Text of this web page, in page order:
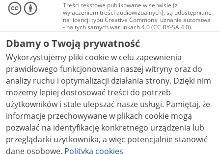
Treści tekstowe publikowane w serwisie (z
wyłączeniem treści audiowizualnych), są udostępniane
na licencji typu Creative Commons: uznanie autorstwa
- na tych samych warunkach 4.0 (CC BY-SA 4.0).
Materiały audiowizualne, w tym zdjęcia, materiały
audio i wideo, są udostępniane na licencji typu
Creative Commons: uznanie autorstwa użycie
niekomercyjne - bez utworów zależnych 4.0 (CC BY-
NC-ND 4.0), o ile nie jest to stwierdzone inaczej.
Dbamy o Twoją prywatność
Wykorzystujemy pliki cookie w celu zapewnienia
prawidłowego funkcjonowania naszej witryny oraz do
analizy ruchu i optymalizacji działania strony. Dzięki nim
możemy lepiej dostosować treści do potrzeb
użytkowników i stale ulepszać nasze usługi. Pamiętaj, że
informacje przechowywane w plikach cookie mogą
pozwalać na identyfikację konkretnego urządzenia lub
przeglądarki użytkownika, a więc potencjalnie stanowić
dane osobowe. Polityka cookies